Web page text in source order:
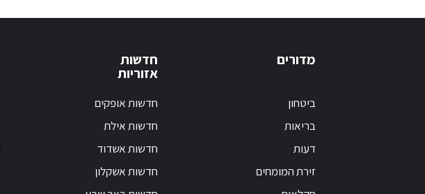
מדורים
ביטחון
בריאות
דעות
זירת המומחים
חדשות
אזוריות
חדשות אופקים
חדשות אילת
חדשות אשדוד
חדשות אשקלון